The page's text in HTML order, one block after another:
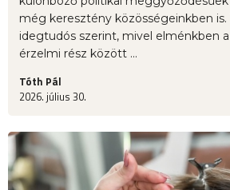
még keresztény közösségeinkben is.
idegtudós szerint, mivel elménkben
érzelmi rész között ...
Tóth Pál
2026. július 30.